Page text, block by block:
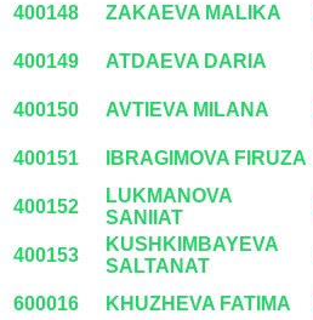
400148 ZAKAEVA MALIKA
400149 ATDAEVA DARIA
400150 AVTIEVA MILANA
400151 IBRAGIMOVA FIRUZA
400152
LUKMANOVA
SANIIAT
400153
KUSHKIMBAYEVA
SALTANAT
600016 KHUZHEVA FATIMA